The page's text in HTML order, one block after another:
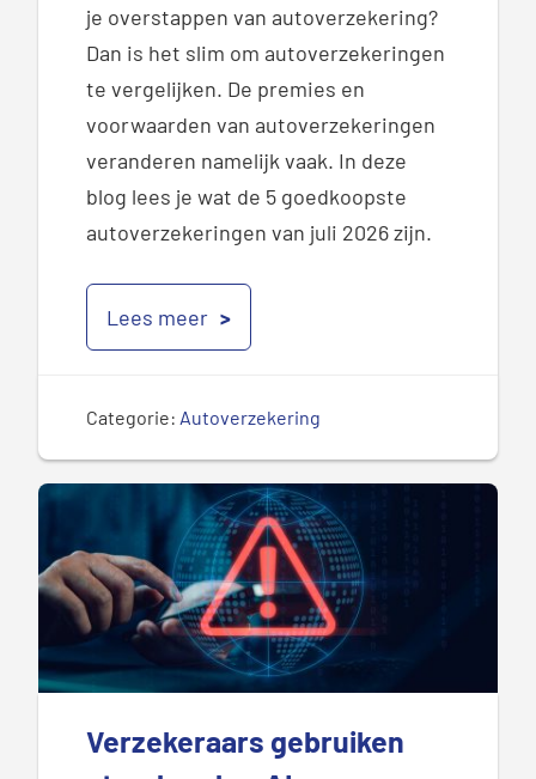
je overstappen van autoverzekering?
Dan is het slim om autoverzekeringen
te vergelijken. De premies en
voorwaarden van autoverzekeringen
veranderen namelijk vaak. In deze
blog lees je wat de 5 goedkoopste
autoverzekeringen van juli 2026 zijn.
Lees meer
Categorie: Autoverzekering
Verzekeraars gebruiken